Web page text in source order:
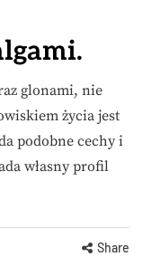
glonami, nie
życia jest
podobne cechy i
własny profil
Share